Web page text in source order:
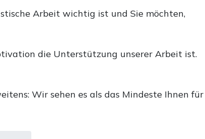
Arbeit wichtig ist und Sie möchten,
die Unterstützung unserer Arbeit ist.
Wir sehen es als das Mindeste Ihnen für